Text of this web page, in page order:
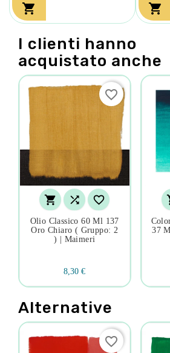
 
I clienti hanno
acquistato anche
  
Olio Classico 60 Ml 137
Oro Chiaro ( Gruppo: 2
) | Maimeri
8,30 €
favorite_border
37
Alternative
favorite_border